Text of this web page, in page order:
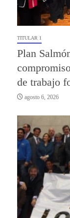
TITULAR 1
Plan
de trabajo
agosto 6, 2026